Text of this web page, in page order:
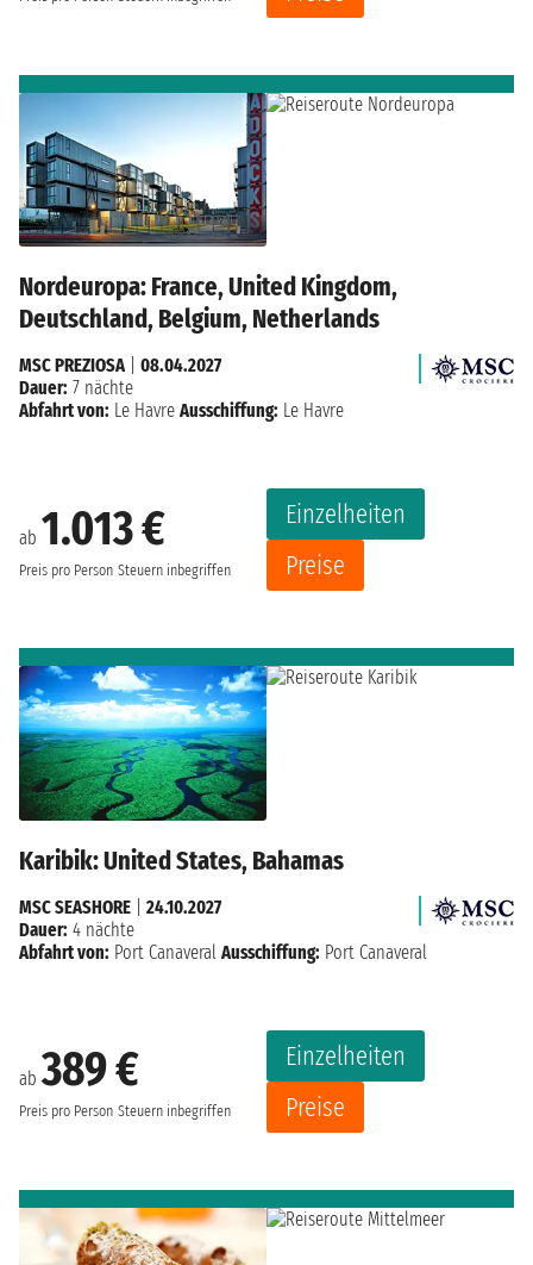
Nordeuropa: France, United Kingdom,
Deutschland, Belgium, Netherlands
ab 1.013 €
Preis pro Person Steuern inbegriffen
Einzelheiten
Preise
MSC PREZIOSA| 08.04.2027
Dauer: 7 nächte
Abfahrt von: Le Havre Ausschiffung: Le Havre
Karibik: United States, Bahamas
ab389 €
Preis pro Person Steuern inbegriffen
Einzelheiten
Preise
MSC SEASHORE
24.10.2027
Dauer: 4 nächte
Abfahrt von: Port Canaveral Ausschiffung: Port Canaveral